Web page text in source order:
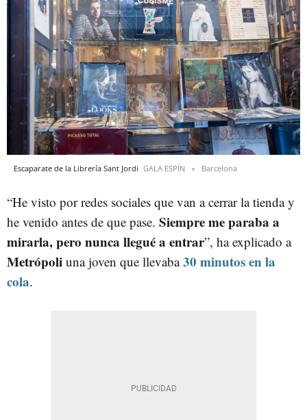
Escaparate de la Librería Sant Jordi GALA ESPÍN Barcelona
“He visto por redes sociales que van a cerrar la tienda y
he venido antes de que pase. Siempre me paraba a
mirarla, pero nunca llegué a entrar”, ha explicado a
Metrópoli una joven que llevaba30 minutos en la
cola.